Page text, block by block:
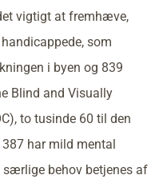
vigtigt at fremhæve,
som
i byen og 839
Blind and Visually
to tusinde 60 til den
har mild mental
særlige behov betjenes af